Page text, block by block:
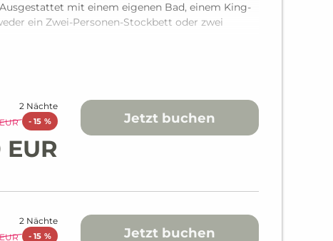
mit einem eigenen Bad, einem King-
ein Zwei-Personen-Stockbett oder zwei
2 Nächte
- 15 %
EUR
Jetzt buchen
2 Nächte
- 15 % Jetzt buchen